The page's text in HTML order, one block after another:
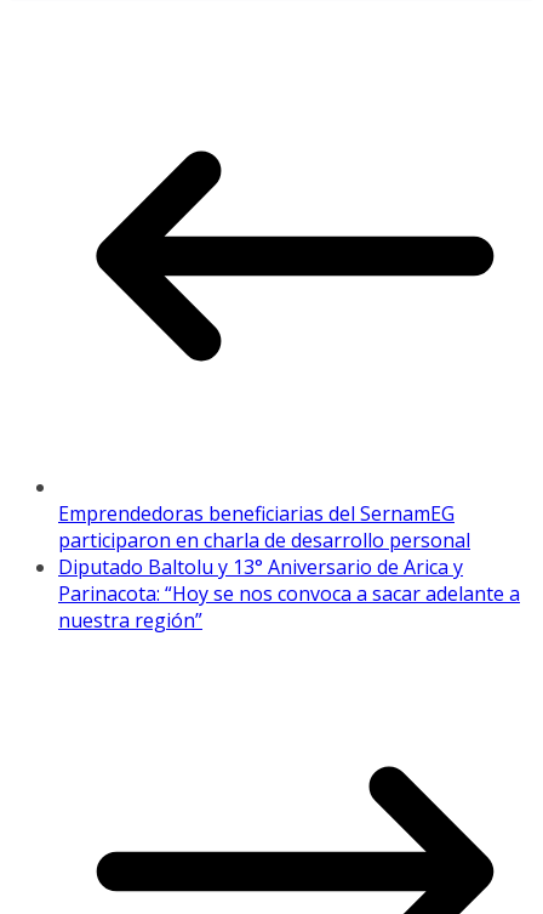
Emprendedoras beneficiarias del SernamEG
participaron en charla de desarrollo personal
Diputado Baltolu y 13° Aniversario de Arica y
Parinacota: “Hoy se nos convoca a sacar adelante a
nuestra región”